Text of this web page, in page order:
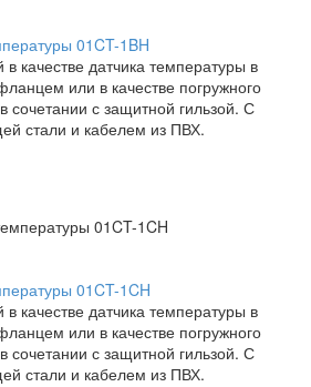
01CT-1BH
качестве датчика температуры в
или в качестве погружного
сочетании с защитной гильзой. С
стали и кабелем из ПВХ.
01CT-1CH
качестве датчика температуры в
или в качестве погружного
сочетании с защитной гильзой. С
стали и кабелем из ПВХ.